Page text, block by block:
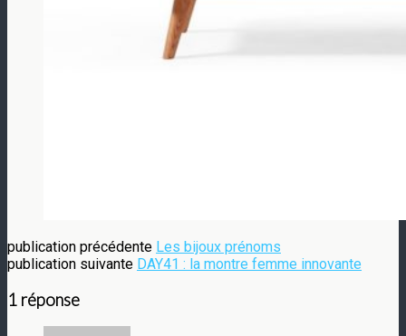
publication précédente Les bijoux prénoms
publication suivante DAY41 : la montre femme innovante
1 réponse